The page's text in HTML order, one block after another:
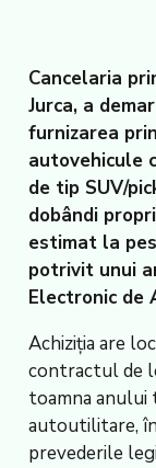
Cancelaria
Jurca, a
furnizarea
autovehicule
de tip SUV/
dobândi
estimat la
potrivit unui
Electronic de
Achiziția are
contractul de
toamna anului
autoutilitare,
prevederile